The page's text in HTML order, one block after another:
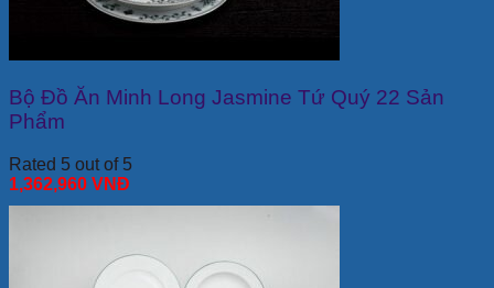
Bộ Đồ Ăn Minh Long Jasmine Tứ Quý 22 Sản
Phẩm
Rated 5 out of 5
1,362,960 VNĐ